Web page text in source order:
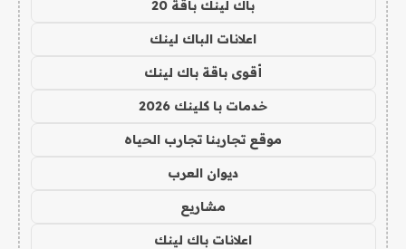
باك لينك باقة 20
اعلانات الباك لينك
أقوى باقة باك لينك
خدمات با كلينك 2026
موقع تجاربنا تجارب الحياه
ديوان العرب
مشاريع
اعلانات باك لينك